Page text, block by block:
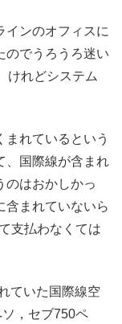
インのオフィスに
のでうろうろ迷い
けれどシステム
れているという
、国際線が含まれ
のはおかしかっ
含まれていないら
支払わなくては
ていた国際線空
，セブ750ペ